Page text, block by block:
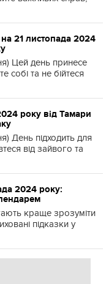
21 листопада 2024
Цей день принесе
собі та не бійтеся
року від Тамари
День підходить для
від зайвого та
2024 року:
краще зрозуміти
підказки у